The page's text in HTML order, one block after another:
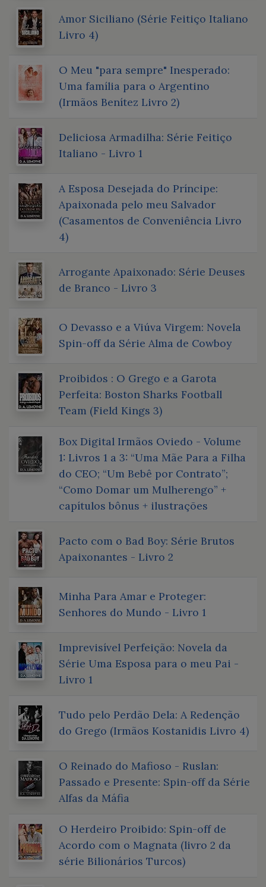
Amor Siciliano (Série Feitiço Italiano
Livro 4)
O Meu "para sempre" Inesperado:
Uma família para o Argentino
(Irmãos Benítez Livro 2)
Deliciosa Armadilha: Série Feitiço
Italiano - Livro 1
A Esposa Desejada do Príncipe:
Apaixonada pelo meu Salvador
(Casamentos de Conveniência Livro
4)
Arrogante Apaixonado: Série Deuses
de Branco - Livro 3
O Devasso e a Viúva Virgem: Novela
Spin-off da Série Alma de Cowboy
Proibidos : O Grego e a Garota
Perfeita: Boston Sharks Football
Team (Field Kings 3)
Box Digital Irmãos Oviedo - Volume
1: Livros 1 a 3: “Uma Mãe Para a Filha
do CEO; “Um Bebê por Contrato”;
“Como Domar um Mulherengo” +
capítulos bônus + ilustrações
Pacto com o Bad Boy: Série Brutos
Apaixonantes - Livro 2
Minha Para Amar e Proteger:
Senhores do Mundo - Livro 1
Imprevisível Perfeição: Novela da
Série Uma Esposa para o meu Pai -
Livro 1
Tudo pelo Perdão Dela: A Redenção
do Grego (Irmãos Kostanidis Livro 4)
O Reinado do Mafioso - Ruslan:
Passado e Presente: Spin-off da Série
Alfas da Máfia
O Herdeiro Proibido: Spin-off de
Acordo com o Magnata (livro 2 da
série Bilionários Turcos)